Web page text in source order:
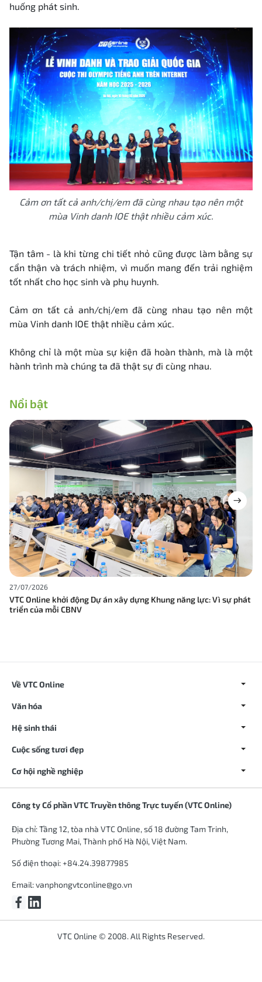
huống phát sinh.
Cảm ơn tất cả anh/chị/em đã cùng nhau tạo nên một
mùa Vinh danh IOE thật nhiều cảm xúc.
Tận tâm - là khi từng chi tiết nhỏ cũng được làm bằng sự
cẩn thận và trách nhiệm, vì muốn mang đến trải nghiệm
tốt nhất cho học sinh và phụ huynh.
Cảm ơn tất cả anh/chị/em đã cùng nhau tạo nên một
mùa Vinh danh IOE thật nhiều cảm xúc.
Không chỉ là một mùa sự kiện đã hoàn thành, mà là một
hành trình mà chúng ta đã thật sự đi cùng nhau.
Nổi bật
27/07/2026
VTC Online khởi động Dự án xây dựng Khung năng lực: Vì sự phát
triển của mỗi CBNV
Về VTC Online
Văn hóa
Hệ sinh thái
Cuộc sống tươi đẹp
Cơ hội nghề nghiệp
Công ty Cổ phần VTC Truyền thông Trực tuyến (VTC Online)
Địa chỉ: Tầng 12, tòa nhà VTC Online, số 18 đường Tam Trinh,
Phường Tương Mai, Thành phố Hà Nội, Việt Nam.
Số điện thoại: +84.24.39877985
Email:vanphongvtconline@go.vn
VTC Online © 2008. All Rights Reserved.